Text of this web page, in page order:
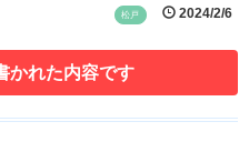
松戸 2024/2/6
かれた内容です